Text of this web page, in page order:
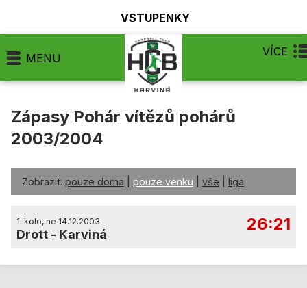
VSTUPENKY
MENU VÍCE
Zápasy Pohár vítězů pohárů
2003/2004
Zobrazit: pouze doma pouze venku vše liga
1. kolo, ne 14.12.2003
Drott - Karviná
26:21